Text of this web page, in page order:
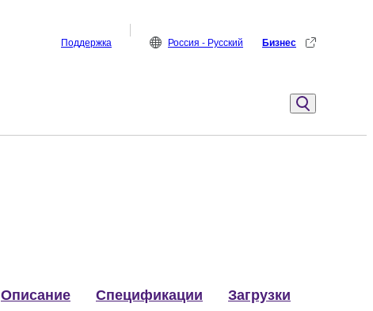
Поддержка Россия - Русский Бизнес
Описание Спецификации Загрузки